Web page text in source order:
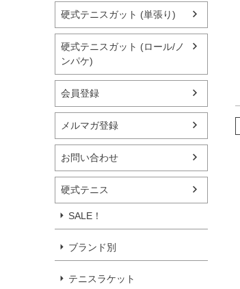
硬式テニスガット (単張り)
硬式テニスガット (ロール/ノ
ンパケ)
会員登録
メルマガ登録
お問い合わせ
硬式テニス
SALE！
ブランド別
テニスラケット